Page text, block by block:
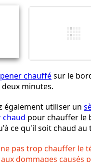
chauffésur le
minutes.
également utiliser un
chaud pour chauffer le
ce qu'il soit chaud au
ne pas trop chauffer le
dommages causés